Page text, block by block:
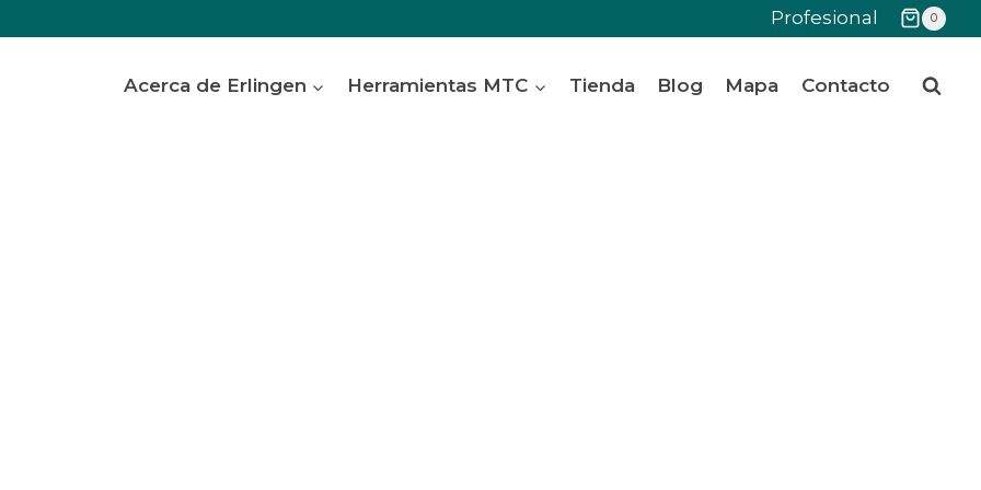
Profesional 0
Acerca de Erlingen Herramientas MTC Tienda Blog Mapa Contacto